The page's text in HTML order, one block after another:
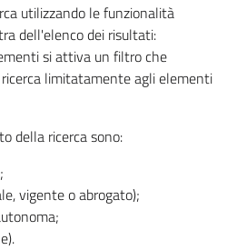
utilizzando le funzionalità
dell'elenco dei risultati:
si attiva un filtro che
limitatamente agli elementi
della ricerca sono:
vigente o abrogato);